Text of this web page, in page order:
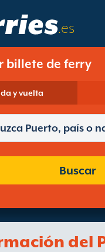
.es
billete de ferry
y vuelta
Buscar
del